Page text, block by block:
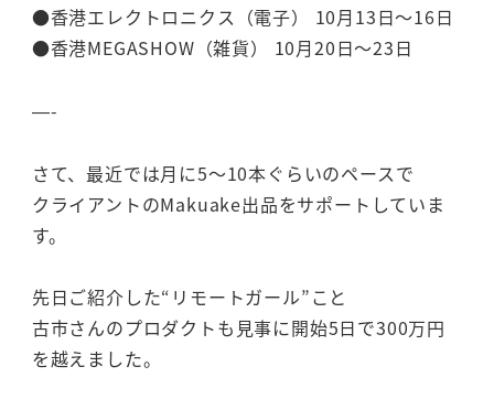
●香港エレクトロニクス（電子） 10月13日～16日
●香港MEGASHOW（雑貨） 10月20日～23日
—-
さて、最近では月に5～10本ぐらいのペースで
クライアントのMakuake出品をサポートしていま
す。
先日ご紹介した“リモートガール”こと
古市さんのプロダクトも見事に開始5日で300万円
を越えました。